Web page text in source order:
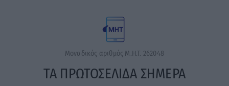
Μοναδικός αριθμός Μ.Η.Τ. 262048
ΤΑ ΠΡΩΤΟΣΕΛΙΔΑ ΣΗΜΕΡΑ